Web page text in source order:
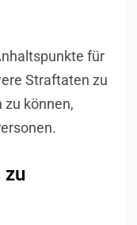
für
Straftaten zu
zu können,
zu